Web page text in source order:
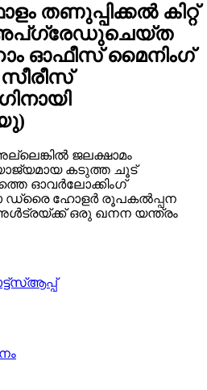
തണുപ്പിക്കൽ കിറ്റ്
അപ്ഗ്രേഡുചെയ്ത
ഓഫീസ് മൈനിംഗ്
ജലക്ഷാമം
കടുത്ത ചൂട്
ഓവർലോക്കിംഗ്
ഡ്രൈ ഹോളർ രൂപകൽപ്പന
ഒരു ഖനന യന്ത്രം